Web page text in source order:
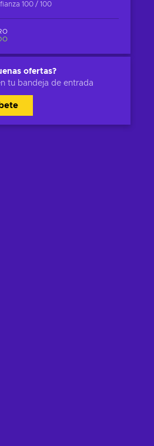
100 / 100
ofertas?
tu bandeja de entrada